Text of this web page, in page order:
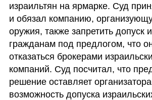
израильтян на ярмарке. Суд
и обязал компанию,
оружия, также запретить допуск
гражданам под предлогом, что
отказаться брокерами
компаний. Суд посчитал, что
решение оставляет
возможность допуска